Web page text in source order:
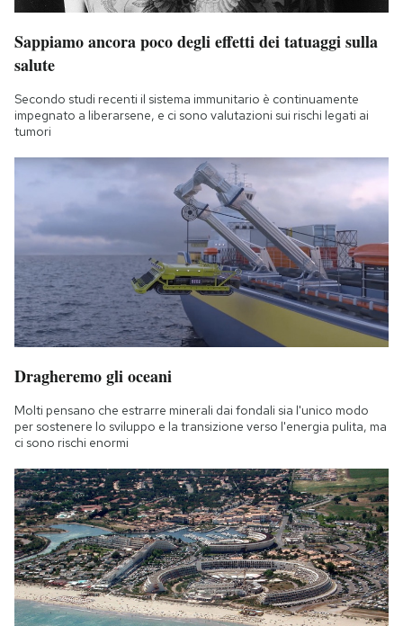
Sappiamo ancora poco degli effetti dei tatuaggi sulla
salute
Secondo studi recenti il sistema immunitario è continuamente
impegnato a liberarsene, e ci sono valutazioni sui rischi legati ai
tumori
Dragheremo gli oceani
Molti pensano che estrarre minerali dai fondali sia l'unico modo
per sostenere lo sviluppo e la transizione verso l'energia pulita, ma
ci sono rischi enormi